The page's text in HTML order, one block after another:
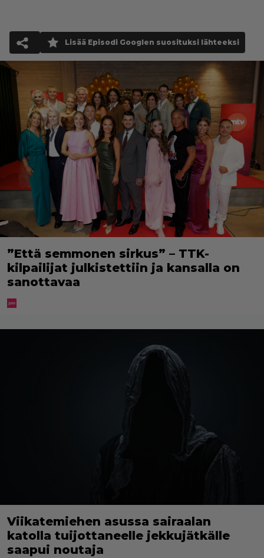
Lisää Episodi Googlen suosituksi lähteeksi
”Että semmonen sirkus” – TTK-
kilpailijat julkistettiin ja kansalla on
sanottavaa
Viikatemiehen asussa sairaalan
katolla tuijottaneelle jekkujätkälle
saapui noutaja